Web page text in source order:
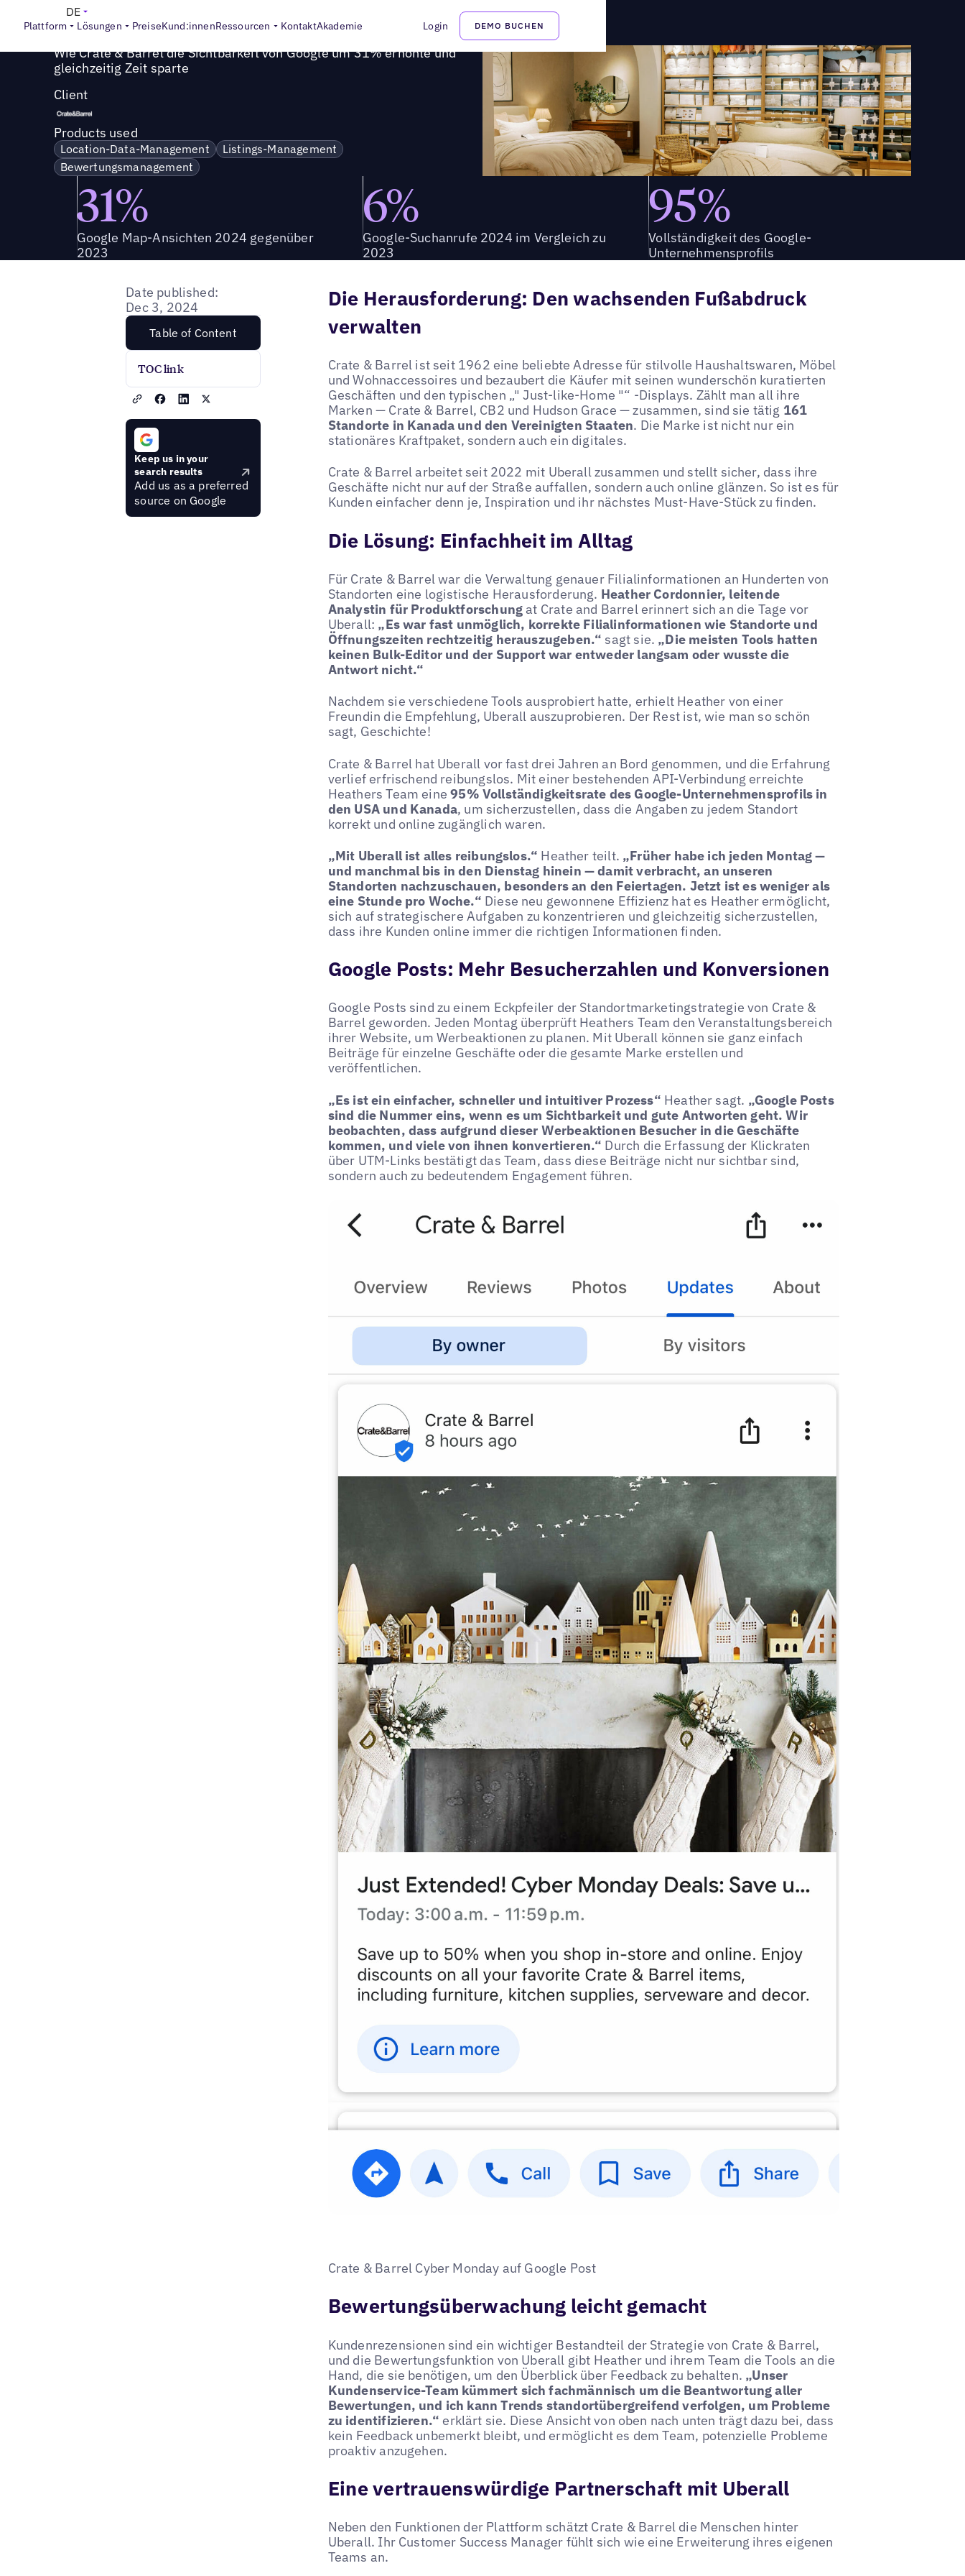
Plattform Lösungen PreiseKund:innenRessourcen KontaktAkademie Login DEMO BUCHEN
DE
Success Story
Wie Crate & Barrel die Sichtbarkeit von Google um 31% erhöhte und
gleichzeitig Zeit sparte
Client
Products used
Location-Data-Management
Listings-Management
Bewertungsmanagement
31%
Google Map-Ansichten 2024 gegenüber
2023
6%
Google-Suchanrufe 2024 im Vergleich zu
2023
95%
Vollständigkeit des Google-
Unternehmensprofils
Date published:
Dec 3, 2024
Table of Content
TOC link
Keep us in your
search results
Add us as a preferred
source on Google
Die Herausforderung: Den wachsenden Fußabdruck
verwalten
Crate & Barrel ist seit 1962 eine beliebte Adresse für stilvolle Haushaltswaren, Möbel
und Wohnaccessoires und bezaubert die Käufer mit seinen wunderschön kuratierten
Geschäften und den typischen „" Just-like-Home "“ -Displays. Zählt man all ihre
Marken — Crate & Barrel, CB2 und Hudson Grace — zusammen, sind sie tätig 161
Standorte in Kanada und den Vereinigten Staaten. Die Marke ist nicht nur ein
stationäres Kraftpaket, sondern auch ein digitales.
Crate & Barrel arbeitet seit 2022 mit Uberall zusammen und stellt sicher, dass ihre
Geschäfte nicht nur auf der Straße auffallen, sondern auch online glänzen. So ist es für
Kunden einfacher denn je, Inspiration und ihr nächstes Must-Have-Stück zu finden.
Die Lösung: Einfachheit im Alltag
Für Crate & Barrel war die Verwaltung genauer Filialinformationen an Hunderten von
Standorten eine logistische Herausforderung. Heather Cordonnier, leitende
Analystin für Produktforschungat Crate and Barrel erinnert sich an die Tage vor
Uberall: „Es war fast unmöglich, korrekte Filialinformationen wie Standorte und
Öffnungszeiten rechtzeitig herauszugeben.“ sagt sie. „Die meisten Tools hatten
keinen Bulk-Editor und der Support war entweder langsam oder wusste die
Antwort nicht.“
Nachdem sie verschiedene Tools ausprobiert hatte, erhielt Heather von einer
Freundin die Empfehlung, Uberall auszuprobieren. Der Rest ist, wie man so schön
sagt, Geschichte!
Crate & Barrel hat Uberall vor fast drei Jahren an Bord genommen, und die Erfahrung
verlief erfrischend reibungslos. Mit einer bestehenden API-Verbindung erreichte
Heathers Team eine95% Vollständigkeitsrate des Google-Unternehmensprofils in
den USA und Kanada, um sicherzustellen, dass die Angaben zu jedem Standort
korrekt und online zugänglich waren.
„Mit Uberall ist alles reibungslos.“ Heather teilt. „Früher habe ich jeden Montag —
und manchmal bis in den Dienstag hinein — damit verbracht, an unseren
Standorten nachzuschauen, besonders an den Feiertagen. Jetzt ist es weniger als
eine Stunde pro Woche.“ Diese neu gewonnene Effizienz hat es Heather ermöglicht,
sich auf strategischere Aufgaben zu konzentrieren und gleichzeitig sicherzustellen,
dass ihre Kunden online immer die richtigen Informationen finden.
Google Posts: Mehr Besucherzahlen und Konversionen
Google Posts sind zu einem Eckpfeiler der Standortmarketingstrategie von Crate &
Barrel geworden. Jeden Montag überprüft Heathers Team den Veranstaltungsbereich
ihrer Website, um Werbeaktionen zu planen. Mit Uberall können sie ganz einfach
Beiträge für einzelne Geschäfte oder die gesamte Marke erstellen und
veröffentlichen.
„Es ist ein einfacher, schneller und intuitiver Prozess“ Heather sagt. „Google Posts
sind die Nummer eins, wenn es um Sichtbarkeit und gute Antworten geht. Wir
beobachten, dass aufgrund dieser Werbeaktionen Besucher in die Geschäfte
kommen, und viele von ihnen konvertieren.“ Durch die Erfassung der Klickraten
über UTM-Links bestätigt das Team, dass diese Beiträge nicht nur sichtbar sind,
sondern auch zu bedeutendem Engagement führen.
Crate & Barrel Cyber Monday auf Google Post
Bewertungsüberwachung leicht gemacht
Kundenrezensionen sind ein wichtiger Bestandteil der Strategie von Crate & Barrel,
und die Bewertungsfunktion von Uberall gibt Heather und ihrem Team die Tools an die
Hand, die sie benötigen, um den Überblick über Feedback zu behalten. „Unser
Kundenservice-Team kümmert sich fachmännisch um die Beantwortung aller
Bewertungen, und ich kann Trends standortübergreifend verfolgen, um Probleme
zu identifizieren.“ erklärt sie. Diese Ansicht von oben nach unten trägt dazu bei, dass
kein Feedback unbemerkt bleibt, und ermöglicht es dem Team, potenzielle Probleme
proaktiv anzugehen.
Eine vertrauenswürdige Partnerschaft mit Uberall
Neben den Funktionen der Plattform schätzt Crate & Barrel die Menschen hinter
Uberall. Ihr Customer Success Manager fühlt sich wie eine Erweiterung ihres eigenen
Teams an.